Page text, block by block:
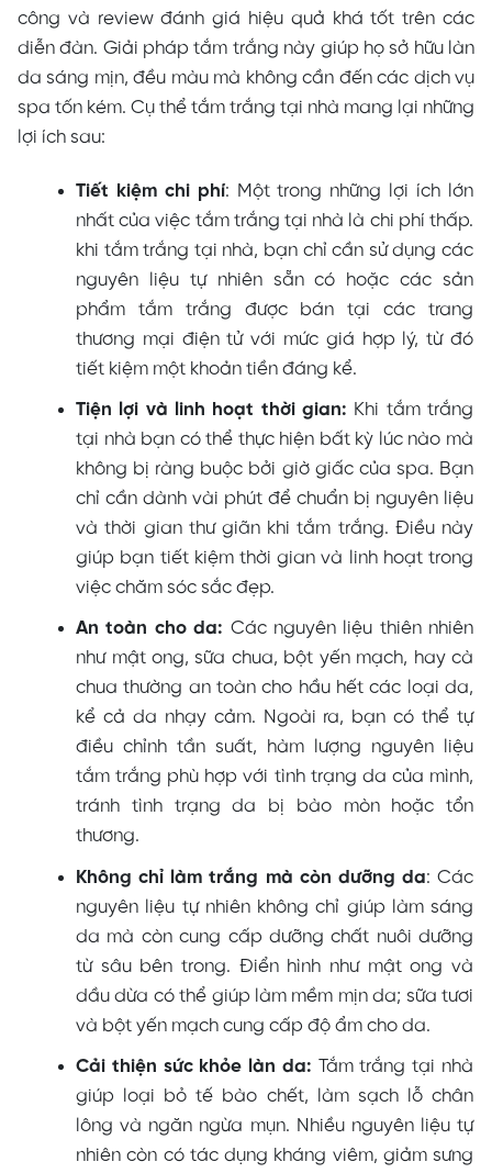
công và review đánh giá hiệu quả khá tốt trên các
diễn đàn. Giải pháp tắm trắng này giúp họ sở hữu làn
da sáng mịn, đều màu mà không cần đến các dịch vụ
spa tốn kém. Cụ thể tắm trắng tại nhà mang lại những
lợi ích sau:
Tiết kiệm chi phí: Một trong những lợi ích lớn
nhất của việc tắm trắng tại nhà là chi phí thấp.
khi tắm trắng tại nhà, bạn chỉ cần sử dụng các
nguyên liệu tự nhiên sẵn có hoặc các sản
phẩm tắm trắng được bán tại các trang
thương mại điện tử với mức giá hợp lý, từ đó
tiết kiệm một khoản tiền đáng kể.
Tiện lợi và linh hoạt thời gian: Khi tắm trắng
tại nhà bạn có thể thực hiện bất kỳ lúc nào mà
không bị ràng buộc bởi giờ giấc của spa. Bạn
chỉ cần dành vài phút để chuẩn bị nguyên liệu
và thời gian thư giãn khi tắm trắng. Điều này
giúp bạn tiết kiệm thời gian và linh hoạt trong
việc chăm sóc sắc đẹp.
An toàn cho da: Các nguyên liệu thiên nhiên
như mật ong, sữa chua, bột yến mạch, hay cà
chua thường an toàn cho hầu hết các loại da,
kể cả da nhạy cảm. Ngoài ra, bạn có thể tự
điều chỉnh tần suất, hàm lượng nguyên liệu
tắm trắng phù hợp với tình trạng da của mình,
tránh tình trạng da bị bào mòn hoặc tổn
thương.
Không chỉ làm trắng mà còn dưỡng da: Các
nguyên liệu tự nhiên không chỉ giúp làm sáng
da mà còn cung cấp dưỡng chất nuôi dưỡng
từ sâu bên trong. Điển hình như mật ong và
dầu dừa có thể giúp làm mềm mịn da; sữa tươi
và bột yến mạch cung cấp độ ẩm cho da.
Cải thiện sức khỏe làn da: Tắm trắng tại nhà
giúp loại bỏ tế bào chết, làm sạch lỗ chân
lông và ngăn ngừa mụn. Nhiều nguyên liệu tự
nhiên còn có tác dụng kháng viêm, giảm sưng